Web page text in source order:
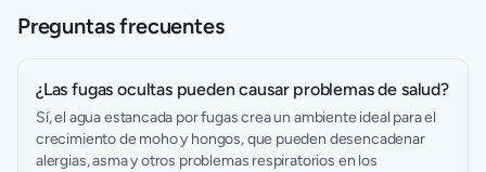
Preguntas frecuentes
¿Las fugas ocultas pueden causar problemas de salud?
Sí, el agua estancada por fugas crea un ambiente ideal para el
crecimiento de moho y hongos, que pueden desencadenar
alergias, asma y otros problemas respiratorios en los